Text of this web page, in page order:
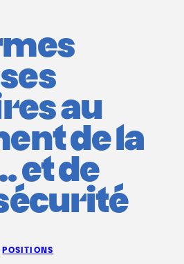
au
de la
et de
POSITIONS